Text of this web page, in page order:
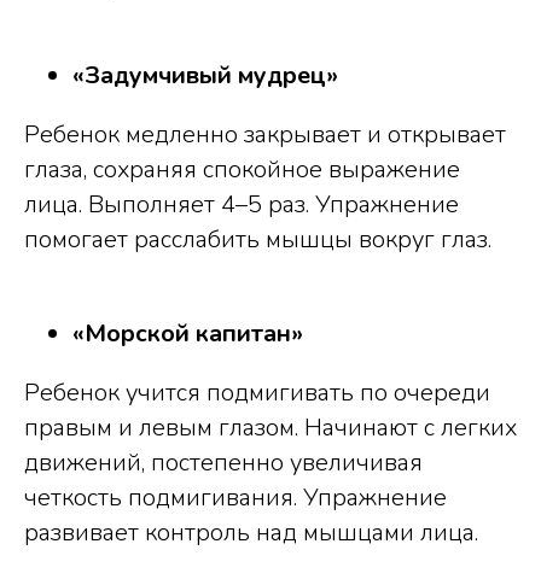
«Задумчивый мудрец»
Ребенок медленно закрывает и открывает
глаза, сохраняя спокойное выражение
лица. Выполняет 4–5 раз. Упражнение
помогает расслабить мышцы вокруг глаз.
«Морской капитан»
Ребенок учится подмигивать по очереди
правым и левым глазом. Начинают с легких
движений, постепенно увеличивая
четкость подмигивания. Упражнение
развивает контроль над мышцами лица.